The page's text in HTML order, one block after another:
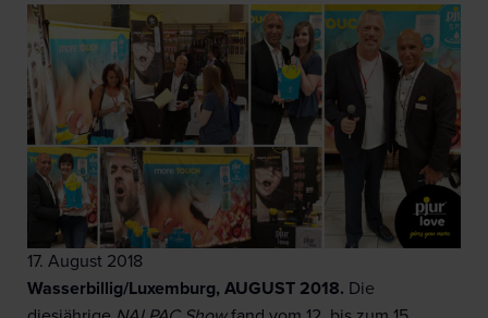
17. August 2018
Wasserbillig/Luxemburg, AUGUST 2018. Die